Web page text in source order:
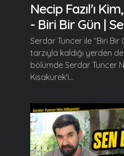
Necip Fazıl'ı
- Biri Bir Gün |
Serdar Tuncer ile “Biri Bir
tarzıyla kaldığı yerden
bölümde Serdar Tuncer
Kısakürek'i...